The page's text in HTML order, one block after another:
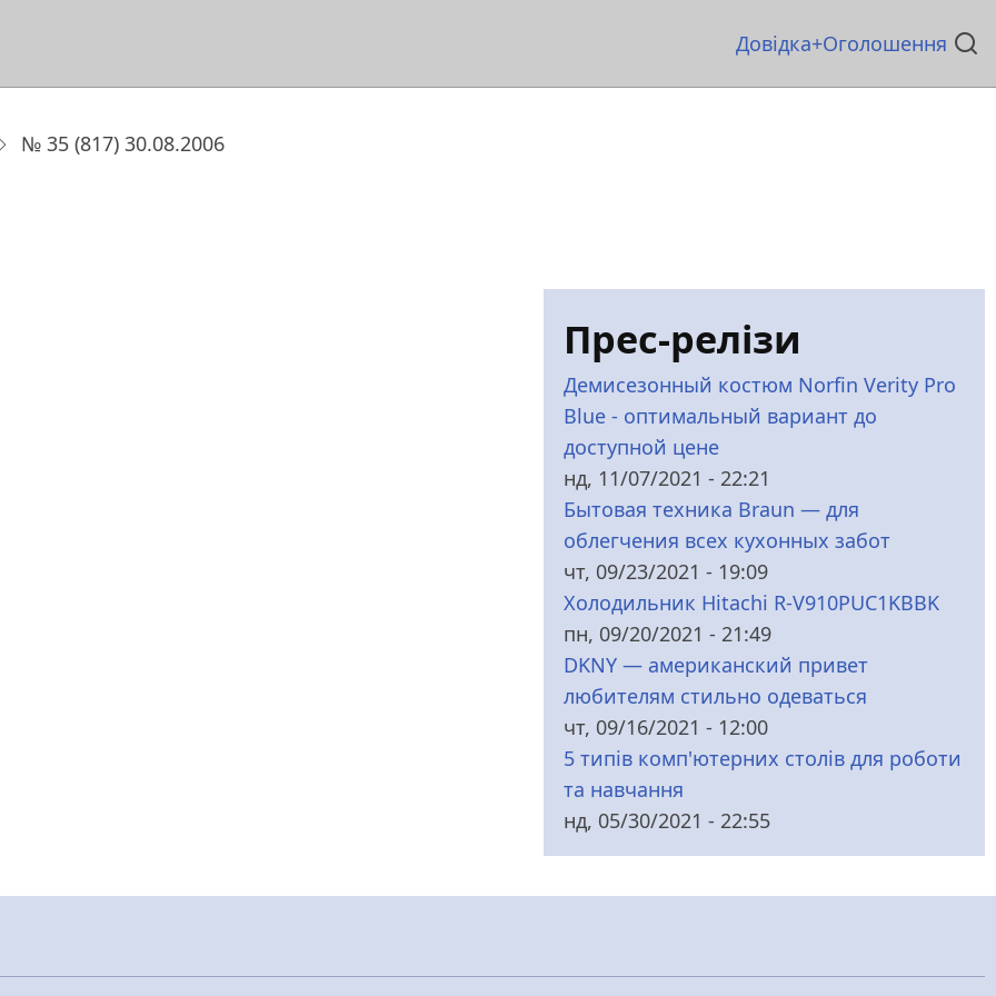
Основна
Довідка Оголошення
№ 35 (817) 30.08.2006
Прес-релізи
Демисезонный костюм Norfin Verity Pro
Blue - оптимальный вариант до
доступной цене
нд, 11/07/2021 - 22:21
Бытовая техника Braun — для
облегчения всех кухонных забот
чт, 09/23/2021 - 19:09
Холодильник Hitachi R-V910PUC1KBBK
пн, 09/20/2021 - 21:49
DKNY — американский привет
любителям стильно одеваться
чт, 09/16/2021 - 12:00
5 типів комп'ютерних столів для роботи
та навчання
нд, 05/30/2021 - 22:55